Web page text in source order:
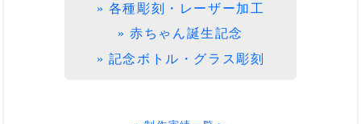
» 各種彫刻・レーザー加工
» 赤ちゃん誕生記念
» 記念ボトル・グラス彫刻